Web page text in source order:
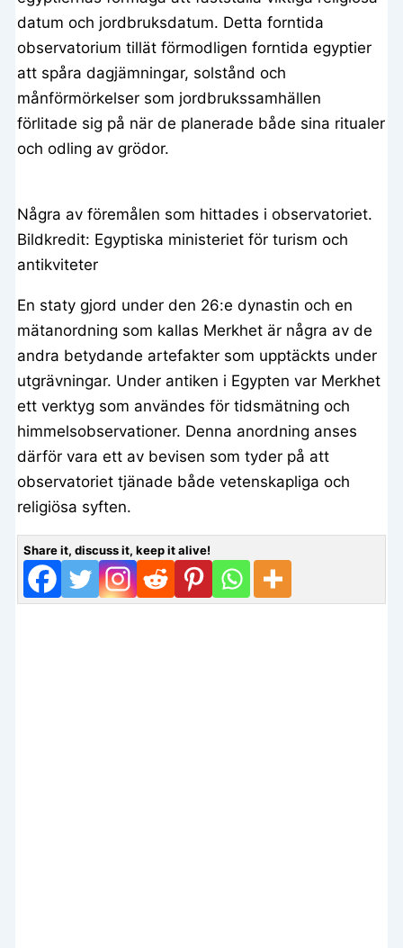
datum och jordbruksdatum. Detta forntida
observatorium tillät förmodligen forntida egyptier
att spåra dagjämningar, solstånd och
månförmörkelser som jordbrukssamhällen
förlitade sig på när de planerade både sina ritualer
och odling av grödor.
Några av föremålen som hittades i observatoriet.
Bildkredit: Egyptiska ministeriet för turism och
antikviteter
En staty gjord under den 26:e dynastin och en
mätanordning som kallas Merkhet är några av de
andra betydande artefakter som upptäckts under
utgrävningar. Under antiken i Egypten var Merkhet
ett verktyg som användes för tidsmätning och
himmelsobservationer. Denna anordning anses
därför vara ett av bevisen som tyder på att
observatoriet tjänade både vetenskapliga och
religiösa syften.
Share it, discuss it, keep it alive!